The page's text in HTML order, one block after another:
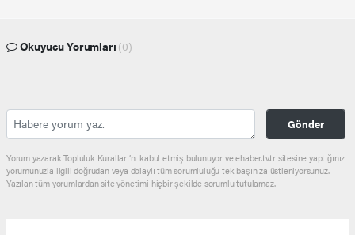
Okuyucu Yorumları (0)
Gönder
Yorum yazarak Topluluk Kuralları’nı kabul etmiş bulunuyor ve ehaber.tv.tr sitesine yaptığınız
yorumunuzla ilgili doğrudan veya dolaylı tüm sorumluluğu tek başınıza üstleniyorsunuz.
Yazılan tüm yorumlardan site yönetimi hiçbir şekilde sorumlu tutulamaz.